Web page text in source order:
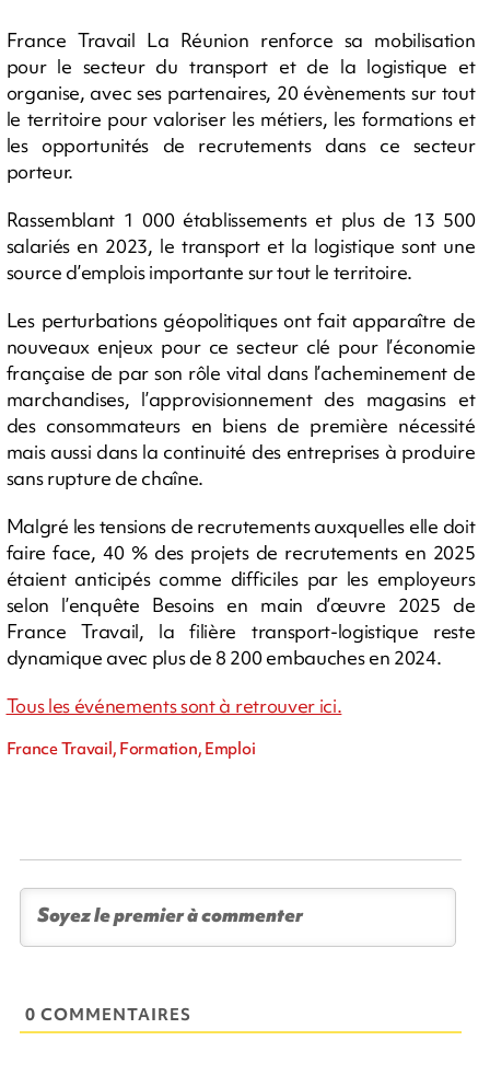
France Travail La Réunion renforce sa mobilisation
pour le secteur du transport et de la logistique et
organise, avec ses partenaires, 20 évènements sur tout
le territoire pour valoriser les métiers, les formations et
les opportunités de recrutements dans ce secteur
porteur.
Rassemblant 1 000 établissements et plus de 13 500
salariés en 2023, le transport et la logistique sont une
source d’emplois importante sur tout le territoire.
Les perturbations géopolitiques ont fait apparaître de
nouveaux enjeux pour ce secteur clé pour l’économie
française de par son rôle vital dans l’acheminement de
marchandises, l’approvisionnement des magasins et
des consommateurs en biens de première nécessité
mais aussi dans la continuité des entreprises à produire
sans rupture de chaîne.
Malgré les tensions de recrutements auxquelles elle doit
faire face, 40 % des projets de recrutements en 2025
étaient anticipés comme difficiles par les employeurs
selon l’enquête Besoins en main d’œuvre 2025 de
France Travail, la filière transport-logistique reste
dynamique avec plus de 8 200 embauches en 2024.
Tous les événements sont à retrouver ici.
France Travail, Formation, Emploi
0 COMMENTAIRES